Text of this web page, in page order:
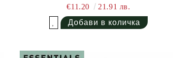
€11.20
21.91 лв.